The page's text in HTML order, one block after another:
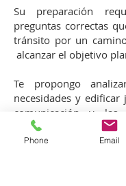
Su preparación
preguntas correctas
tránsito por un
alcanzar el objetivo
Te propongo
necesidades y
comunicación y las
harán de tu marca un
Phone Email